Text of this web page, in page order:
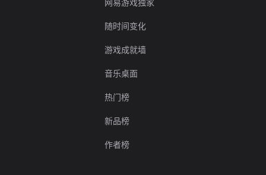
随时间变化
游戏成就墙
音乐桌面
热门榜
新品榜
作者榜